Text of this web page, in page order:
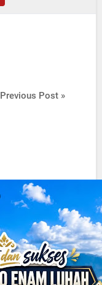
Previous Post »